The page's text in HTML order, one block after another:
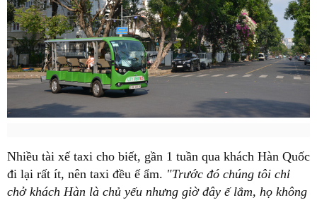
Nhiều tài xế taxi cho biết, gần 1 tuần qua khách Hàn Quốc
đi lại rất ít, nên taxi đều ế ẩm. "Trước đó chúng tôi chỉ
chở khách Hàn là chủ yếu nhưng giờ đây ế lắm, họ không